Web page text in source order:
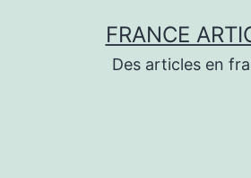
FRANCE
Des articles en